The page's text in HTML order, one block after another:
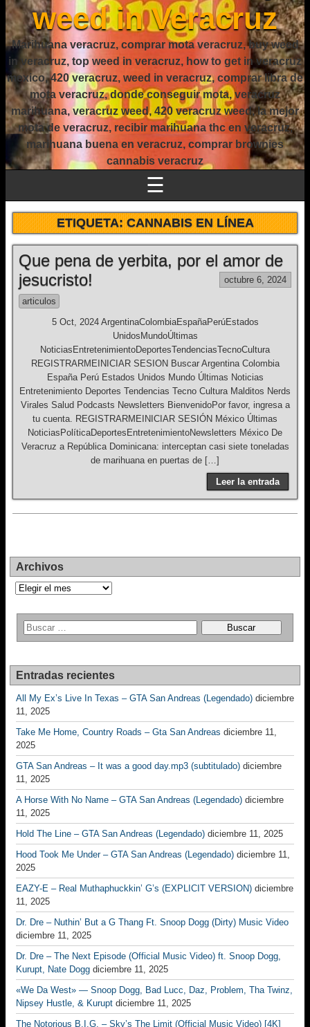
weed in Veracruz
Marihuana veracruz, comprar mota veracruz, buy weed
in veracruz, top weed in veracruz, how to get in veracruz
mexico, 420 veracruz, weed in veracruz, comprar libra de
mota veracruz, donde conseguir mota, veracruz
marihuana, veracruz weed, 420 veracruz weed, la mejor
mota de veracruz, recibir marihuana thc en veracruz,
marihuana buena en veracruz, comprar brownies
cannabis veracruz
☰
ETIQUETA:CANNABIS EN LÍNEA
Que pena de yerbita, por el amor de
jesucristo!
octubre 6, 2024
articulos
5 Oct, 2024 ArgentinaColombiaEspañaPerúEstados
UnidosMundoÚltimas
NoticiasEntretenimientoDeportesTendenciasTecnoCultura
REGISTRARMEINICIAR SESION Buscar Argentina Colombia
España Perú Estados Unidos Mundo Últimas Noticias
Entretenimiento Deportes Tendencias Tecno Cultura Malditos Nerds
Virales Salud Podcasts Newsletters BienvenidoPor favor, ingresa a
tu cuenta. REGISTRARMEINICIAR SESIÓN México Últimas
NoticiasPolíticaDeportesEntretenimientoNewsletters México De
Veracruz a República Dominicana: interceptan casi siete toneladas
de marihuana en puertas de […]
Leer la entrada
Archivos
Archivos
Entradas recientes
All My Ex’s Live In Texas – GTA San Andreas (Legendado) diciembre
11, 2025
Take Me Home, Country Roads – Gta San Andreas diciembre 11,
2025
GTA San Andreas – It was a good day.mp3 (subtitulado) diciembre
11, 2025
A Horse With No Name – GTA San Andreas (Legendado) diciembre
11, 2025
Hold The Line – GTA San Andreas (Legendado) diciembre 11, 2025
Hood Took Me Under – GTA San Andreas (Legendado) diciembre 11,
2025
EAZY-E – Real Muthaphuckkin’ G’s (EXPLICIT VERSION) diciembre
11, 2025
Dr. Dre – Nuthin’ But a G Thang Ft. Snoop Dogg (Dirty) Music Video
diciembre 11, 2025
Dr. Dre – The Next Episode (Official Music Video) ft. Snoop Dogg,
Kurupt, Nate Dogg diciembre 11, 2025
«We Da West» — Snoop Dogg, Bad Lucc, Daz, Problem, Tha Twinz,
Nipsey Hustle, & Kurupt diciembre 11, 2025
The Notorious B.I.G. – Sky’s The Limit (Official Music Video) [4K]